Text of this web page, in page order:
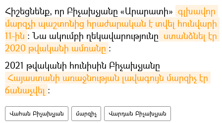
Հիշեցնենք, որ Բիչախչյանը «Արարատի» գլխավոր
մարզչի պաշտոնից հրաժարական է տվել հունվարի
11-ին ։ Նա ակումբի ղեկավարությունը ստանձնել էր
2020 թվականի ամռանը ։
2021 թվականի հունիսին Բիչախչյանը
Հայաստանի առաջնության լավագույն մարզիչ էր
ճանաչվել ։
Վահան Բիչախչյան մարզիչ Վարդան Բիչախչյան